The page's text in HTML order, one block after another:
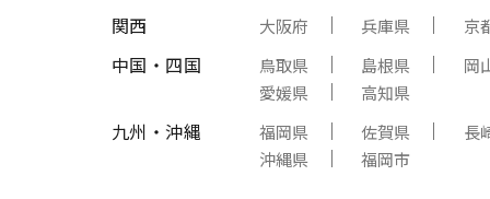
関西 大阪府 兵庫県 京
中国・四国 鳥取県 島根県
岡
愛媛県
高知県
九州・沖縄 福岡県 佐賀県
長
沖縄県
福岡市